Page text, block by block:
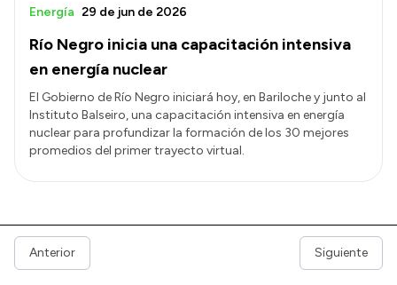
Río Negro inicia una capacitación intensiva
en energía nuclear
Energía 29 de jun de 2026
El Gobierno de Río Negro iniciará hoy, en Bariloche y junto al
Instituto Balseiro, una capacitación intensiva en energía
nuclear para profundizar la formación de los 30 mejores
promedios del primer trayecto virtual.
Anterior Siguiente